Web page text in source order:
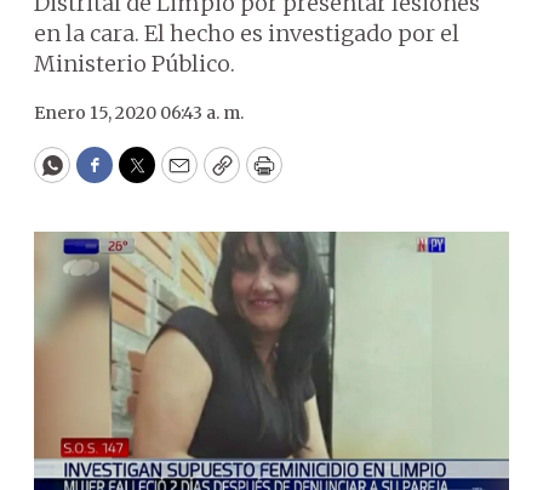
en la cara. El hecho es investigado por el
Ministerio Público.
Enero 15, 2020 06:43 a. m.
WhatsApp
Facebook
Twitter
EmailCopyPrint